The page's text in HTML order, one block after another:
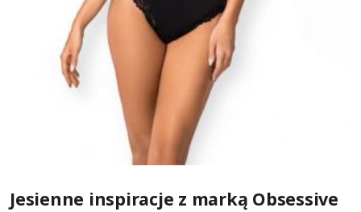
Jesienne inspiracje z marką Obsessive